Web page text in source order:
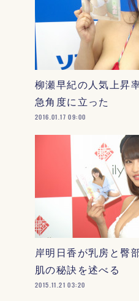
柳瀬早紀の人気上昇
急角度に立った
2016.01.17 09:00
岸明日香が乳房と臀
肌の秘訣を述べる
2015.11.21 03:20